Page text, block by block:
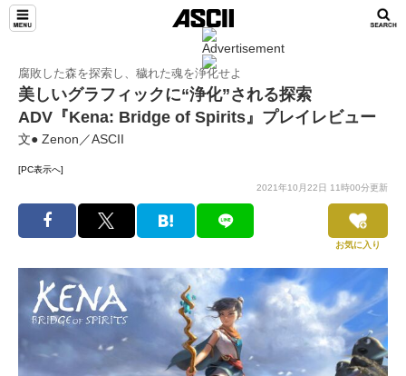
腐敗した森を探索し、穢れた魂を浄化せよ
美しいグラフィックに“浄化”される探索
ADV『Kena: Bridge of Spirits』プレイレビュー
文● Zenon／ASCII
[PC表示へ]
2021年10月22日 11時00分更新
お気に入り